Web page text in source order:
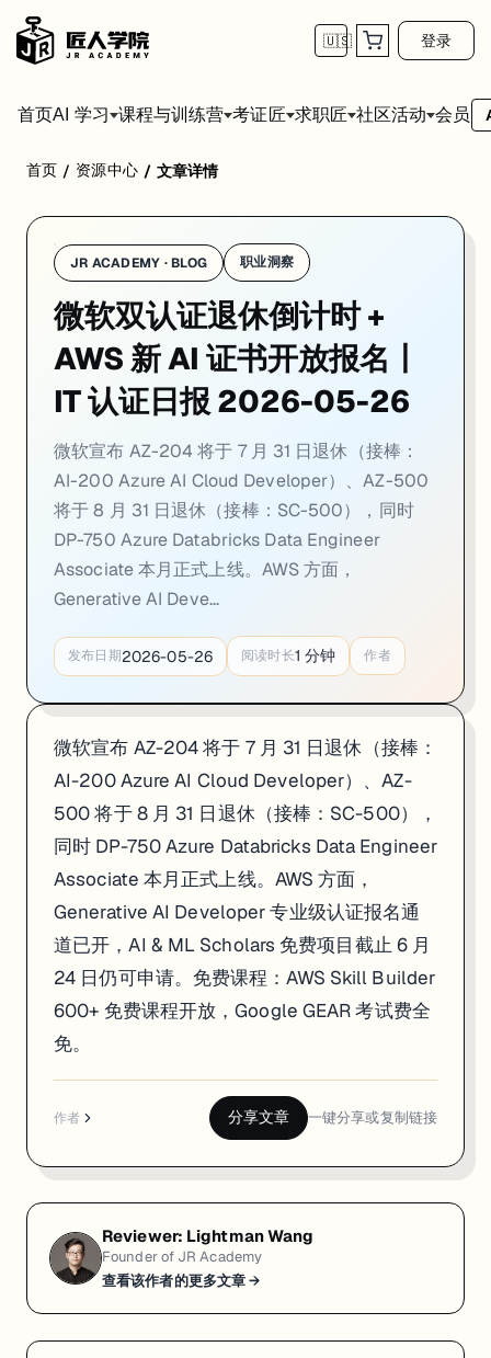
🇺🇸 登录
首页AI 学习 课程与训练营 考证匠 求职匠 社区活动 会员
微软宣布 AZ-204 将于 7 月 31 日退休（接棒：AI-200 Azure AI
首页 / 资源中心 / 文章详情
JR ACADEMY · BLOG 职业洞察
微软双认证退休倒计时 +
AWS 新 AI 证书开放报名丨
IT 认证日报 2026-05-26
微软宣布 AZ-204 将于 7 月 31 日退休（接棒：
AI-200 Azure AI Cloud Developer）、AZ-500
将于 8 月 31 日退休（接棒：SC-500），同时
DP-750 Azure Databricks Data Engineer
Associate 本月正式上线。AWS 方面，
Generative AI Deve...
发布日期2026-05-26 阅读时长1 分钟 作者
微软宣布 AZ-204 将于 7 月 31 日退休（接棒：
AI-200 Azure AI Cloud Developer）、AZ-
500 将于 8 月 31 日退休（接棒：SC-500），
同时 DP-750 Azure Databricks Data Engineer
Associate 本月正式上线。AWS 方面，
Generative AI Developer 专业级认证报名通
道已开，AI & ML Scholars 免费项目截止 6 月
24 日仍可申请。免费课程：AWS Skill Builder
600+ 免费课程开放，Google GEAR 考试费全
免。
作者 分享文章 一键分享或复制链接
Reviewer: Lightman Wang
Founder of JR Academy
查看该作者的更多文章 →